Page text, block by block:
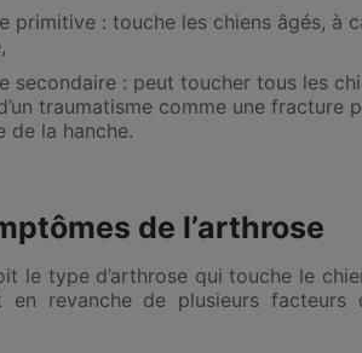
primitive : touche les chiens âgés, à
secondaire : peut toucher tous les
traumatisme comme une
de la hanche.
de l’arthrose
le type d’arthrose qui touche le
en revanche de plusieurs